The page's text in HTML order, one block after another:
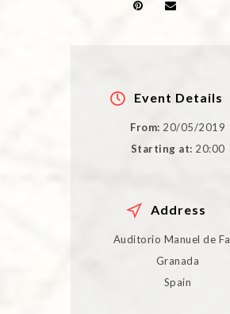
Event Details
From: 20/05/2019
Starting at: 20:00
Address
Auditorio Manuel de
Granada
Spain